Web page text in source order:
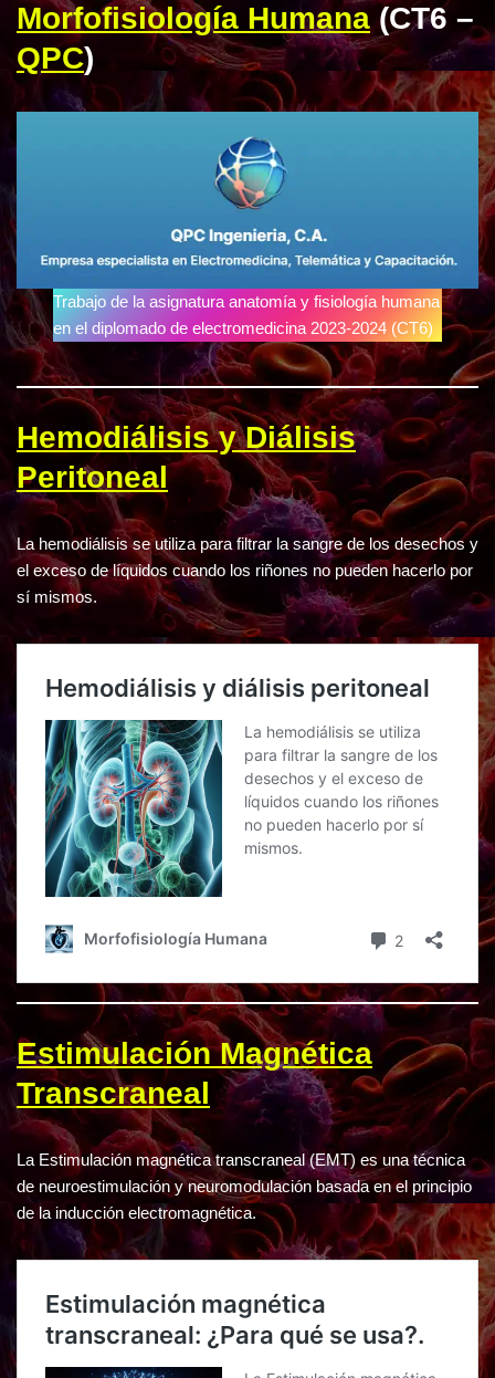
Morfofisiología Humana (CT6 –
QPC)
Trabajo de la asignatura anatomía y fisiología humana
en el diplomado de electromedicina 2023-2024 (CT6)
Hemodiálisis y Diálisis
Peritoneal
La hemodiálisis se utiliza para filtrar la sangre de los desechos y
el exceso de líquidos cuando los riñones no pueden hacerlo por
sí mismos.
Estimulación Magnética
Transcraneal
La Estimulación magnética transcraneal (EMT) es una técnica
de neuroestimulación y neuromodulación basada en el principio
de la inducción electromagnética.